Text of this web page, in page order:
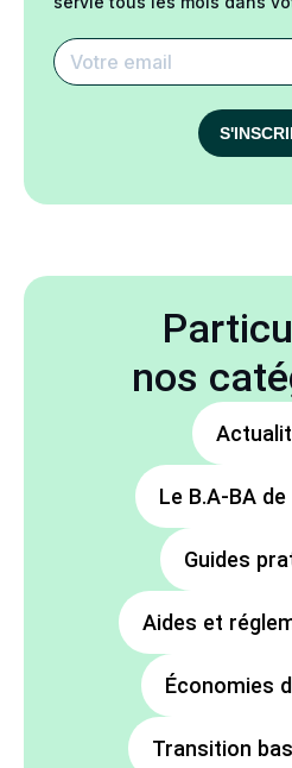
nos
Le B.A-BA
Guides
Aides et
Économies
Transition